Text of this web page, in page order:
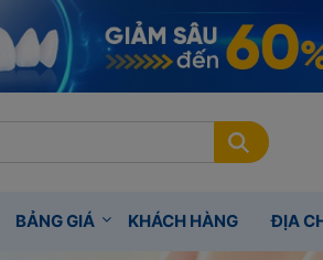
BẢNG GIÁ KHÁCH HÀNG ĐỊA